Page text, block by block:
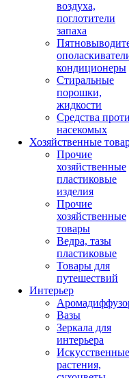
воздуха,
поглотители
запаха
кондиционеры
Стиральные
порошки,
жидкости
Средства
насекомых
Хозяйственные
Прочие
хозяйственные
пластиковые
изделия
Прочие
хозяйственные
товары
Ведра, тазы
пластиковые
Товары для
путешествий
Интерьер
Вазы
Зеркала для
интерьера
Искусственные
растения,